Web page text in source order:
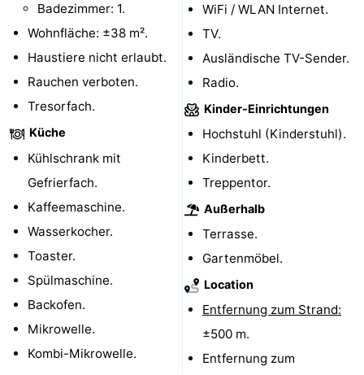
Reiten
-
Golfplatze
-
Sportangeln
Mondriaan
Toorop
und
trinken
Veranstaltungen
Ringstechen
Praktisch
Badezimmer: 1.
Wohnfläche: ±38 m².
Haustiere nicht erlaubt.
Rauchen verboten.
Tresorfach.
Küche
Kühlschrank mit
Gefrierfach.
Kaffeemaschine.
Wasserkocher.
Toaster.
Spülmaschine.
Backofen.
Mikrowelle.
Kombi-Mikrowelle.
WiFi / WLAN Internet.
TV.
Ausländische TV-Sender.
Radio.
Kinder-Einrichtungen
Hochstuhl (Kinderstuhl).
Kinderbett.
Treppentor.
Außerhalb
Terrasse.
Gartenmöbel.
Location
Entfernung zum Strand:
±500 m.
Entfernung zum